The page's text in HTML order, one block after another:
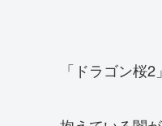
「ドラゴン桜